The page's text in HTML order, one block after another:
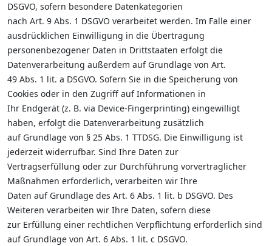
DSGVO, sofern besondere Datenkategorien
nach Art. 9 Abs. 1 DSGVO verarbeitet werden. Im Falle einer
ausdrücklichen Einwilligung in die Übertragung
personenbezogener Daten in Drittstaaten erfolgt die
Datenverarbeitung außerdem auf Grundlage von Art.
49 Abs. 1 lit. a DSGVO. Sofern Sie in die Speicherung von
Cookies oder in den Zugriff auf Informationen in
Ihr Endgerät (z. B. via Device-Fingerprinting) eingewilligt
haben, erfolgt die Datenverarbeitung zusätzlich
auf Grundlage von § 25 Abs. 1 TTDSG. Die Einwilligung ist
jederzeit widerrufbar. Sind Ihre Daten zur
Vertragserfüllung oder zur Durchführung vorvertraglicher
Maßnahmen erforderlich, verarbeiten wir Ihre
Daten auf Grundlage des Art. 6 Abs. 1 lit. b DSGVO. Des
Weiteren verarbeiten wir Ihre Daten, sofern diese
zur Erfüllung einer rechtlichen Verpflichtung erforderlich sind
auf Grundlage von Art. 6 Abs. 1 lit. c DSGVO.